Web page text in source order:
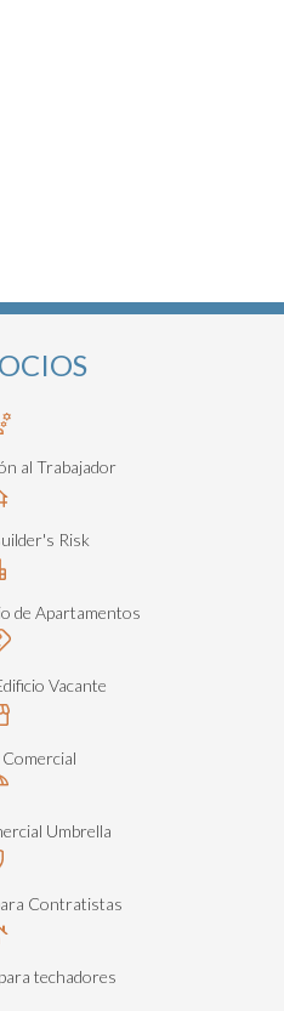
al Trabajador
Risk
de Apartamentos
Vacante
Umbrella
Contratistas
techadores